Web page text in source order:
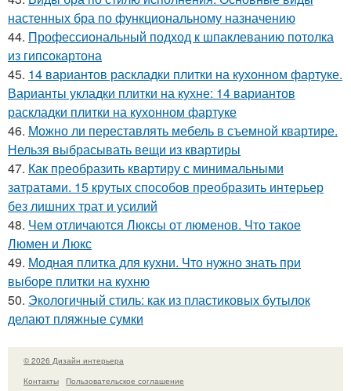
настенных бра по функциональному назначению
44. Профессиональный подход к шпаклеванию потолка
из гипсокартона
45. 14 вариантов раскладки плитки на кухонном фартуке.
Варианты укладки плитки на кухне: 14 вариантов
раскладки плитки на кухонном фартуке
46. Можно ли переставлять мебель в съемной квартире.
Нельзя выбрасывать вещи из квартиры
47. Как преобразить квартиру с минимальными
затратами. 15 крутых способов преобразить интерьер
без лишних трат и усилий
48. Чем отличаются Люксы от люменов. Что такое
Люмен и Люкс
49. Модная плитка для кухни. Что нужно знать при
выборе плитки на кухню
50. Экологичный стиль: как из пластиковых бутылок
делают пляжные сумки
© 2026 Дизайн интерьера
Контакты
Пользовательское соглашение